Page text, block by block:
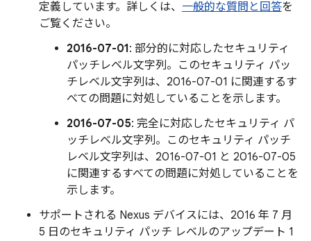
定義しています。詳しくは、 一般的な質問と回答を
ご覧ください。
2016-07-01: 部分的に対応したセキュリティ
パッチレベル文字列。このセキュリティ パッ
チレベル文字列は、2016-07-01 に関連するす
べての問題に対処していることを示します。
2016-07-05: 完全に対応したセキュリティ パ
ッチレベル文字列。このセキュリティ パッチ
レベル文字列は、2016-07-01 と 2016-07-05
に関連するすべての問題に対処していることを
示します。
サポートされる Nexus デバイスには、2016 年 7 月
5 日のセキュリティ パッチ レベルのアップデート 1